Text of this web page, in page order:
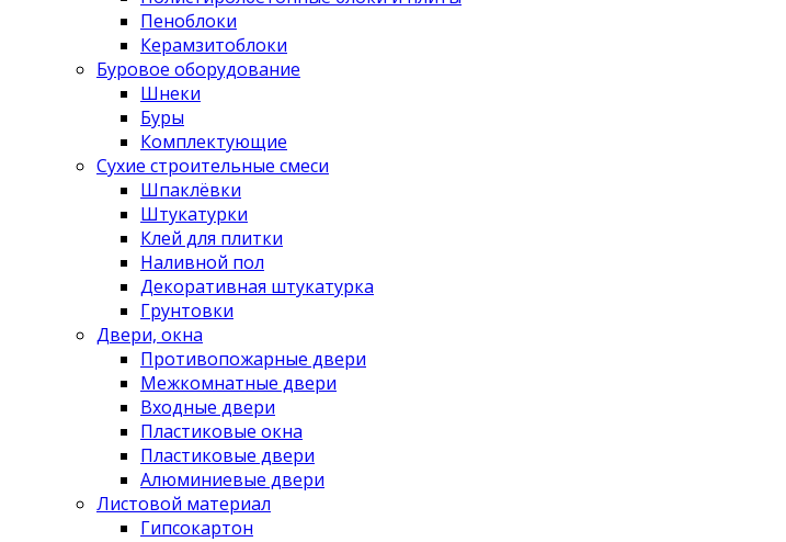
Пеноблоки
Керамзитоблоки
Буровое оборудование
Шнеки
Буры
Комплектующие
Сухие строительные смеси
Шпаклёвки
Штукатурки
Клей для плитки
Наливной пол
Декоративная штукатурка
Грунтовки
Двери, окна
Противопожарные двери
Межкомнатные двери
Входные двери
Пластиковые окна
Пластиковые двери
Алюминиевые двери
Листовой материал
Гипсокартон